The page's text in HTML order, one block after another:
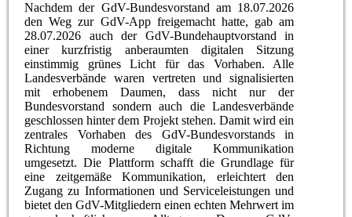
Nachdem der GdV-Bundesvorstand am 18.07.2026
den Weg zur GdV-App freigemacht hatte, gab am
28.07.2026 auch der GdV-Bundehauptvorstand in
einer kurzfristig anberaumten digitalen Sitzung
einstimmig grünes Licht für das Vorhaben. Alle
Landesverbände waren vertreten und signalisierten
mit erhobenem Daumen, dass nicht nur der
Bundesvorstand sondern auch die Landesverbände
geschlossen hinter dem Projekt stehen. Damit wird ein
zentrales Vorhaben des GdV-Bundesvorstands in
Richtung moderne digitale Kommunikation
umgesetzt. Die Plattform schafft die Grundlage für
eine zeitgemäße Kommunikation, erleichtert den
Zugang zu Informationen und Serviceleistungen und
bietet den GdV-Mitgliedern einen echten Mehrwert im